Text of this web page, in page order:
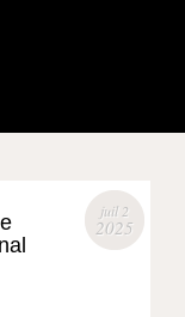
juil 2
2025